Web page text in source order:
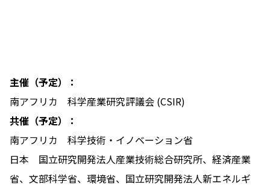
主催（予定）：
南アフリカ 科学産業研究評議会 (CSIR)
共催（予定）：
南アフリカ 科学技術・イノベーション省
日本 国立研究開発法人産業技術総合研究所、経済産業
省、文部科学省、環境省、国立研究開発法人新エネルギ